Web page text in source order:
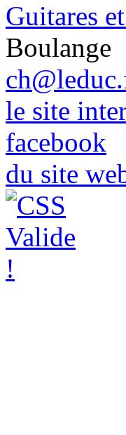
Guitares
le site
facebook
du site